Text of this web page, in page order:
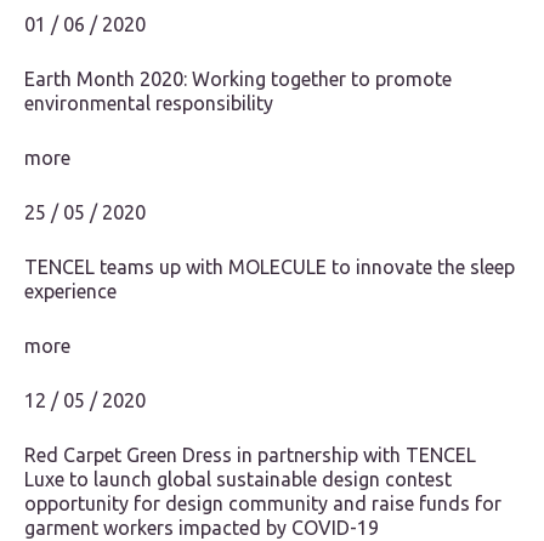
01 / 06 / 2020
Earth Month 2020: Working together to promote
environmental responsibility
more
25 / 05 / 2020
TENCEL teams up with MOLECULE to innovate the sleep
experience
more
12 / 05 / 2020
Red Carpet Green Dress in partnership with TENCEL
Luxe to launch global sustainable design contest
opportunity for design community and raise funds for
garment workers impacted by COVID-19